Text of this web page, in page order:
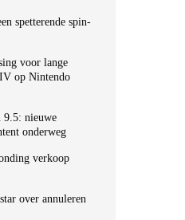
spetterende spin-
voor lange
op Nintendo
9.5: nieuwe
onderweg
verkoop
over annuleren